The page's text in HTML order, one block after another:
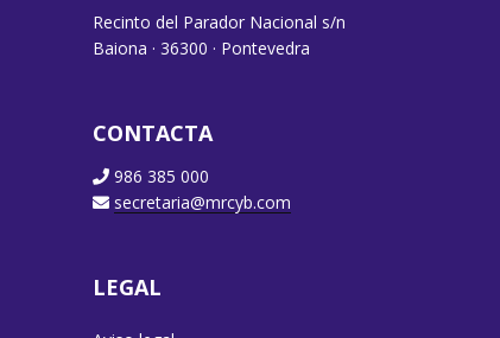
Recinto del Parador Nacional s/n
Baiona · 36300 · Pontevedra
CONTACTA
986 385 000
secretaria@mrcyb.com
LEGAL